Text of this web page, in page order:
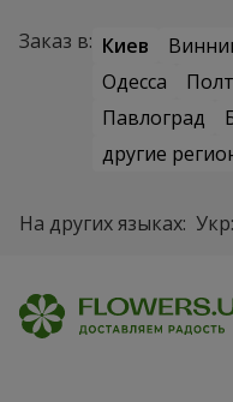
Заказ в: Киев
Одесса
Павлоград
другие
На других языках: Укр: